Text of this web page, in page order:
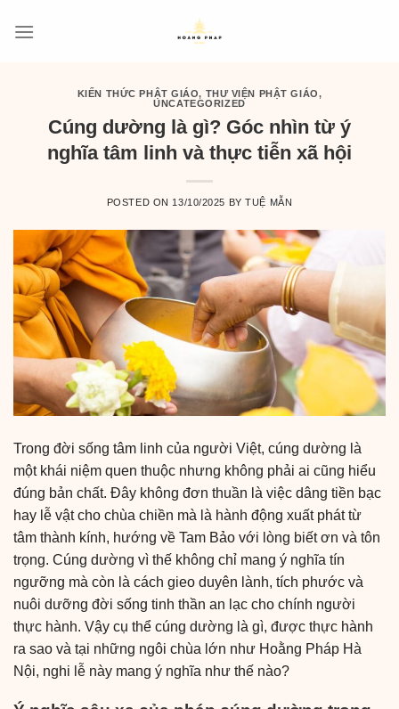
KIẾN THỨC PHẬT GIÁO, THƯ VIỆN PHẬT GIÁO,
UNCATEGORIZED
Cúng dường là gì? Góc nhìn từ ý
nghĩa tâm linh và thực tiễn xã hội
POSTED ON 13/10/2025 BYTUỆ MẪN
Trong đời sống tâm linh của người Việt, cúng dường là
một khái niệm quen thuộc nhưng không phải ai cũng hiểu
đúng bản chất. Đây không đơn thuần là việc dâng tiền bạc
hay lễ vật cho chùa chiền mà là hành động xuất phát từ
tâm thành kính, hướng về Tam Bảo với lòng biết ơn và tôn
trọng. Cúng dường vì thế không chỉ mang ý nghĩa tín
ngưỡng mà còn là cách gieo duyên lành, tích phước và
nuôi dưỡng đời sống tinh thần an lạc cho chính người
thực hành. Vậy cụ thể cúng dường là gì, được thực hành
ra sao và tại những ngôi chùa lớn như Hoằng Pháp Hà
Nội, nghi lễ này mang ý nghĩa như thế nào?